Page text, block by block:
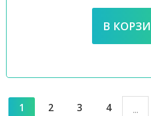
1 2 3 4 ...